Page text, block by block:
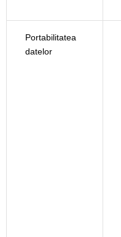
Portabilitatea
datelor